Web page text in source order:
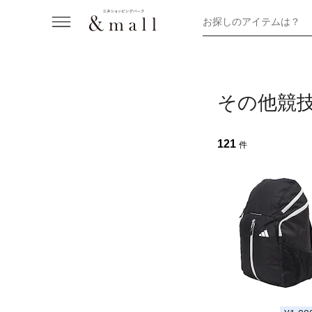
お探しのアイテムは？
その他競
121 件